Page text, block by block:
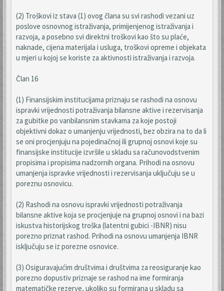
(2) Troškovi iz stava (1) ovog člana su svi rashodi vezani uz
poslove osnovnog istraživanja, primijenjenog istraživanja i
razvoja, a posebno svi direktni troškovi kao što su plaće,
naknade, cijena materijala i usluga, troškovi opreme i objekata
u mjeri u kojoj se koriste za aktivnosti istraživanja i razvoja.
Član 16
(1) Finansijskim institucijama priznaju se rashodi na osnovu
ispravki vrijednosti potraživanja bilansne aktive i rezervisanja
za gubitke po vanbilansnim stavkama za koje postoji
objektivni dokaz o umanjenju vrijednosti, bez obzira na to da li
se oni procjenjuju na pojedinačnoj ili grupnoj osnovi koje su
finansijske institucije izvršile u skladu sa računovodstvenim
propisima i propisima nadzornih organa. Prihodi na osnovu
umanjenja ispravke vrijednosti i rezervisanja uključuju se u
poreznu osnovicu.
(2) Rashodi na osnovu ispravki vrijednosti potraživanja
bilansne aktive koja se procjenjuje na grupnoj osnovi i na bazi
iskustva historijskog troška (latentni gubici -IBNR) nisu
porezno priznat rashod. Prihodi na osnovu umanjenja IBNR
isključuju se iz porezne osnovice.
(3) Osiguravajućim društvima i društvima za reosiguranje kao
porezno dopustiv priznaje se rashod na ime formiranja
matematičke rezerve, ukoliko su formirana u skladu sa